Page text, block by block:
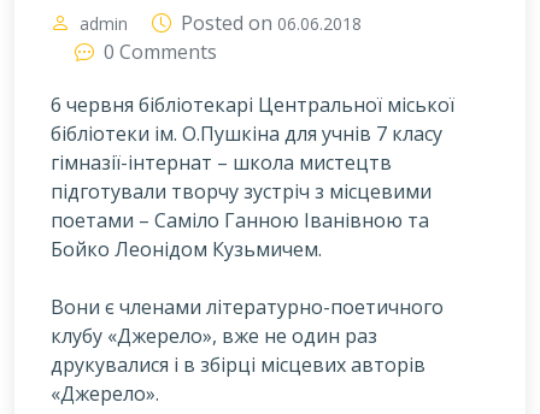
admin Posted on 06.06.2018
0 Comments
6 червня бібліотекарі Центральної міської
бібліотеки ім. О.Пушкіна для учнів 7 класу
гімназії-інтернат – школа мистецтв
підготували творчу зустріч з місцевими
поетами – Саміло Ганною Іванівною та
Бойко Леонідом Кузьмичем.
Вони є членами літературно-поетичного
клубу «Джерело», вже не один раз
друкувалися і в збірці місцевих авторів
«Джерело».